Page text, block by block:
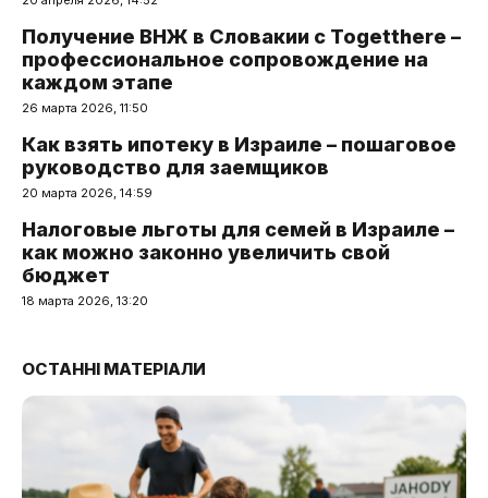
Получение ВНЖ в Словакии с Togetthere –
профессиональное сопровождение на
каждом этапе
26 марта 2026, 11:50
Как взять ипотеку в Израиле – пошаговое
руководство для заемщиков
20 марта 2026, 14:59
Налоговые льготы для семей в Израиле –
как можно законно увеличить свой
бюджет
18 марта 2026, 13:20
ОСТАННІ МАТЕРІАЛИ